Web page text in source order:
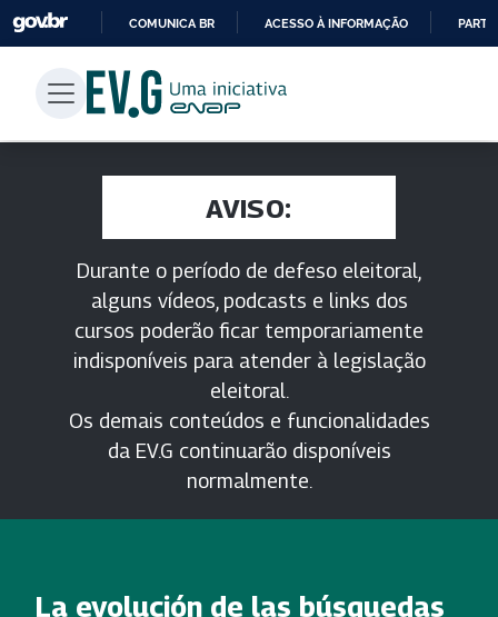
PARA
CONTEÚDO
COMUNICA BR ACESSO À INFORMAÇÃO
AVISO:
Durante o período de defeso eleitoral,
alguns vídeos, podcasts e links dos
cursos poderão ficar temporariamente
indisponíveis para atender à legislação
eleitoral.
Os demais conteúdos e funcionalidades
da EV.G continuarão disponíveis
normalmente.
La evolución de las búsquedas